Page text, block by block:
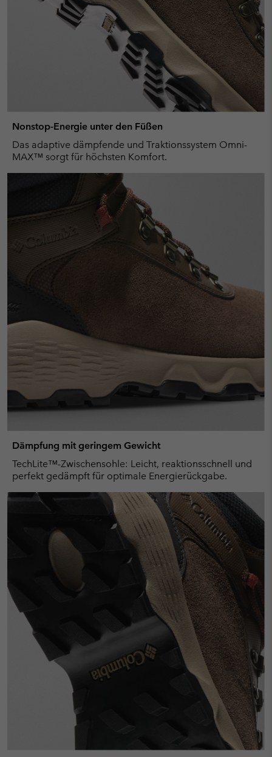
Nonstop-Energie unter den Füßen
Das adaptive dämpfende und Traktionssystem Omni-
MAX™ sorgt für höchsten Komfort.
Dämpfung mit geringem Gewicht
TechLite™-Zwischensohle: Leicht, reaktionsschnell und
perfekt gedämpft für optimale Energierückgabe.